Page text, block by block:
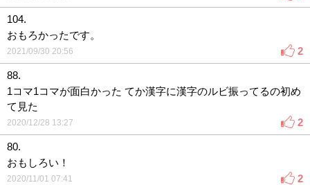
104.
おもろかったです。
2021/09/30 20:56 2
88.
1コマ1コマが面白かった てか漢字に漢字のルビ振ってるの初め
て見た
2020/12/28 13:27 2
80.
おもしろい！
2020/11/01 07:41 2